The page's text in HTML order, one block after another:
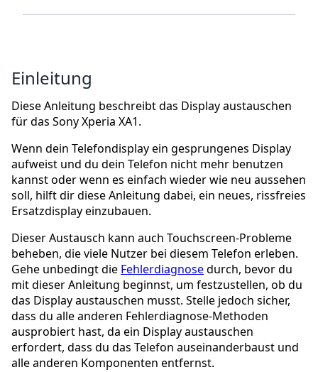
Einleitung
Diese Anleitung beschreibt das Display austauschen
für das Sony Xperia XA1.
Wenn dein Telefondisplay ein gesprungenes Display
aufweist und du dein Telefon nicht mehr benutzen
kannst oder wenn es einfach wieder wie neu aussehen
soll, hilft dir diese Anleitung dabei, ein neues, rissfreies
Ersatzdisplay einzubauen.
Dieser Austausch kann auch Touchscreen-Probleme
beheben, die viele Nutzer bei diesem Telefon erleben.
Gehe unbedingt die Fehlerdiagnosedurch, bevor du
mit dieser Anleitung beginnst, um festzustellen, ob du
das Display austauschen musst. Stelle jedoch sicher,
dass du alle anderen Fehlerdiagnose-Methoden
ausprobiert hast, da ein Display austauschen
erfordert, dass du das Telefon auseinanderbaust und
alle anderen Komponenten entfernst.